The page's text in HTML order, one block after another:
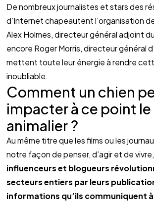
De nombreux journalistes et stars des
d’Internet chapeautent l’organisation
Alex Holmes, directeur général adjoint
encore Roger Morris, directeur général
mettent toute leur énergie à rendre
inoubliable.
Comment un chien
impacter à ce point
animalier ?
Au même titre que les films ou les
notre façon de penser, d’agir et de vivre,
influenceurs et blogueurs
secteurs entiers par leurs
informations qu’ils communiquent